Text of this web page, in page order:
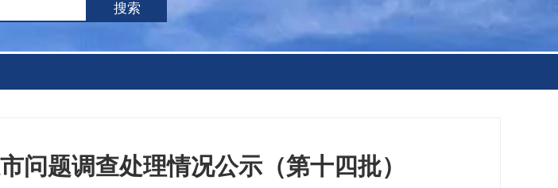
搜索
问题调查处理情况公示（第十四批）